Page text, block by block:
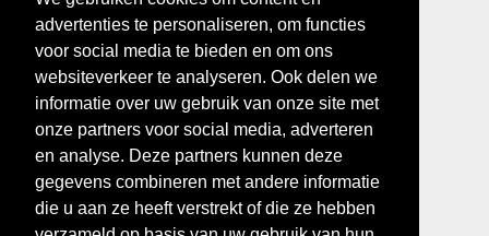
advertenties te personaliseren, om functies
voor social media te bieden en om ons
websiteverkeer te analyseren. Ook delen we
informatie over uw gebruik van onze site met
onze partners voor social media, adverteren
en analyse. Deze partners kunnen deze
gegevens combineren met andere informatie
die u aan ze heeft verstrekt of die ze hebben